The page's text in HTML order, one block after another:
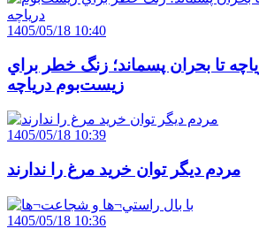
1405/05/18 10:40
تا بحران پسماند؛ زنگ خطر براي
زيست‌بوم درياچه
1405/05/18 10:39
مردم ديگر توان خريد مرغ را ندارند
1405/05/18 10:36